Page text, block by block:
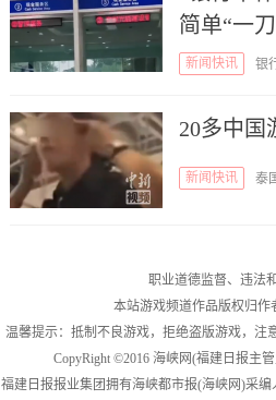
简单“一
新闻快讯 银
20多中国
新闻快讯 泰
职业道德监督、违法
本站游戏频道作品版权归作
温馨提示：抵制不良游戏，拒绝盗版游戏，注
CopyRight ©2016 海峡网(福建日报主
福建日报报业集团拥有海峡都市报(海峡网)采